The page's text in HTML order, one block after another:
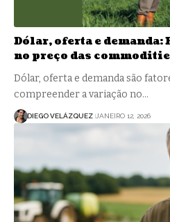
Dólar, oferta e demanda:
no preço das
Dólar, oferta e demanda são
compreender a variação no…
DIEGO VELÁZQUEZ JANEIRO 12, 2026